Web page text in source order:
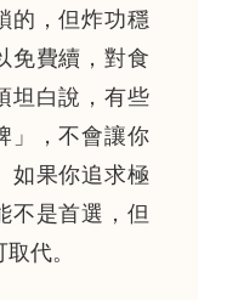
的，但炸功穩
免費續，對食
坦白說，有些
」，不會讓你
如果你追求極
不是首選，但
代。